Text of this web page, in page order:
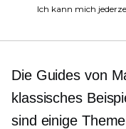
Ich kann mich
Die Guides von
klassisches
sind einige